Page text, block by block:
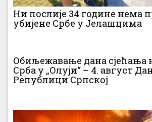
Ни послије 34 године нема
убијене Србе у Јелашцима
Обиљежавање дана сјећања
Срба у „Олуји“ – 4. август
Републици Српској